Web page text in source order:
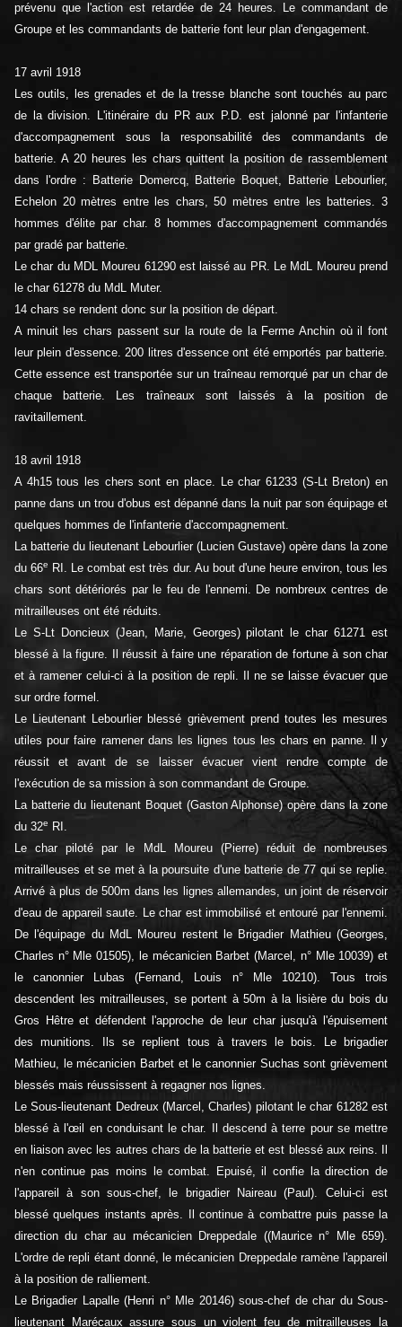
prévenu que l'action est retardée de 24 heures. Le commandant de
Groupe et les commandants de batterie font leur plan d'engagement.
17 avril 1918
Les outils, les grenades et de la tresse blanche sont touchés au parc
de la division. L'itinéraire du PR aux P.D. est jalonné par l'infanterie
d'accompagnement sous la responsabilité des commandants de
batterie. A 20 heures les chars quittent la position de rassemblement
dans l'ordre : Batterie Domercq, Batterie Boquet, Batterie Lebourlier,
Echelon 20 mètres entre les chars, 50 mètres entre les batteries. 3
hommes d'élite par char. 8 hommes d'accompagnement commandés
par gradé par batterie.
Le char du MDL Moureu 61290 est laissé au PR. Le MdL Moureu prend
le char 61278 du MdL Muter.
14 chars se rendent donc sur la position de départ.
A minuit les chars passent sur la route de la Ferme Anchin où il font
leur plein d'essence. 200 litres d'essence ont été emportés par batterie.
Cette essence est transportée sur un traîneau remorqué par un char de
chaque batterie. Les traîneaux sont laissés à la position de
ravitaillement.
18 avril 1918
A 4h15 tous les chers sont en place. Le char 61233 (S-Lt Breton) en
panne dans un trou d'obus est dépanné dans la nuit par son équipage et
quelques hommes de l'infanterie d'accompagnement.
La batterie du lieutenant Lebourlier (Lucien Gustave) opère dans la zone
du 66e
RI. Le combat est très dur. Au bout d'une heure environ, tous les
chars sont détériorés par le feu de l'ennemi. De nombreux centres de
mitrailleuses ont été réduits.
Le S-Lt Doncieux (Jean, Marie, Georges) pilotant le char 61271 est
blessé à la figure. Il réussit à faire une réparation de fortune à son char
et à ramener celui-ci à la position de repli. Il ne se laisse évacuer que
sur ordre formel.
Le Lieutenant Lebourlier blessé grièvement prend toutes les mesures
utiles pour faire ramener dans les lignes tous les chars en panne. Il y
réussit et avant de se laisser évacuer vient rendre compte de
l'exécution de sa mission à son commandant de Groupe.
La batterie du lieutenant Boquet (Gaston Alphonse) opère dans la zone
du 32e
RI.
Le char piloté par le MdL Moureu (Pierre) réduit de nombreuses
mitrailleuses et se met à la poursuite d'une batterie de 77 qui se replie.
Arrivé à plus de 500m dans les lignes allemandes, un joint de réservoir
d'eau de appareil saute. Le char est immobilisé et entouré par l'ennemi.
De l'équipage du MdL Moureu restent le Brigadier Mathieu (Georges,
Charles n° Mle 01505), le mécanicien Barbet (Marcel, n° Mle 10039) et
le canonnier Lubas (Fernand, Louis n° Mle 10210). Tous trois
descendent les mitrailleuses, se portent à 50m à la lisière du bois du
Gros Hêtre et défendent l'approche de leur char jusqu'à l'épuisement
des munitions. Ils se replient tous à travers le bois. Le brigadier
Mathieu, le mécanicien Barbet et le canonnier Suchas sont grièvement
blessés mais réussissent à regagner nos lignes.
Le Sous-lieutenant Dedreux (Marcel, Charles) pilotant le char 61282 est
blessé à l'œil en conduisant le char. Il descend à terre pour se mettre
en liaison avec les autres chars de la batterie et est blessé aux reins. Il
n'en continue pas moins le combat. Epuisé, il confie la direction de
l'appareil à son sous-chef, le brigadier Naireau (Paul). Celui-ci est
blessé quelques instants après. Il continue à combattre puis passe la
direction du char au mécanicien Dreppedale ((Maurice n° Mle 659).
L'ordre de repli étant donné, le mécanicien Dreppedale ramène l'appareil
à la position de ralliement.
Le Brigadier Lapalle (Henri n° Mle 20146) sous-chef de char du Sous-
lieutenant Marécaux assure sous un violent feu de mitrailleuses la